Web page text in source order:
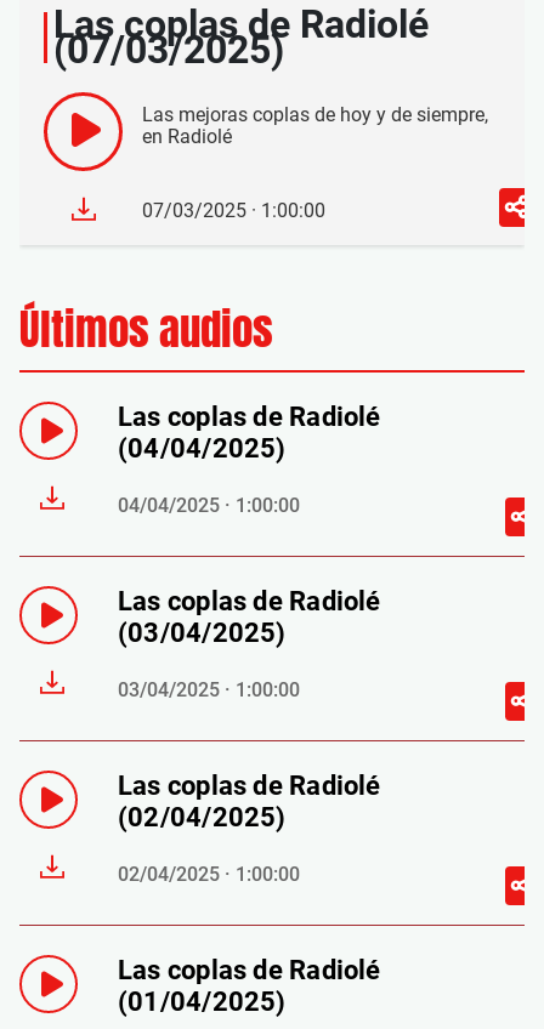
Las coplas de Radiolé
(07/03/2025)
Las mejoras coplas de hoy y de siempre,
en Radiolé
07/03/2025 · 1:00:00
Últimos audios
Las coplas de Radiolé
(04/04/2025)
04/04/2025 · 1:00:00
Las coplas de Radiolé
(03/04/2025)
03/04/2025 · 1:00:00
Las coplas de Radiolé
(02/04/2025)
02/04/2025 · 1:00:00
Las coplas de Radiolé
(01/04/2025)